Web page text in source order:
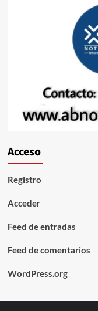
Acceso
Registro
Acceder
Feed de entradas
Feed de comentarios
WordPress.org